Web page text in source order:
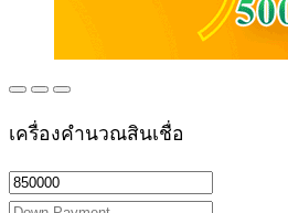
เครื่องคำนวณสินเชื่อ